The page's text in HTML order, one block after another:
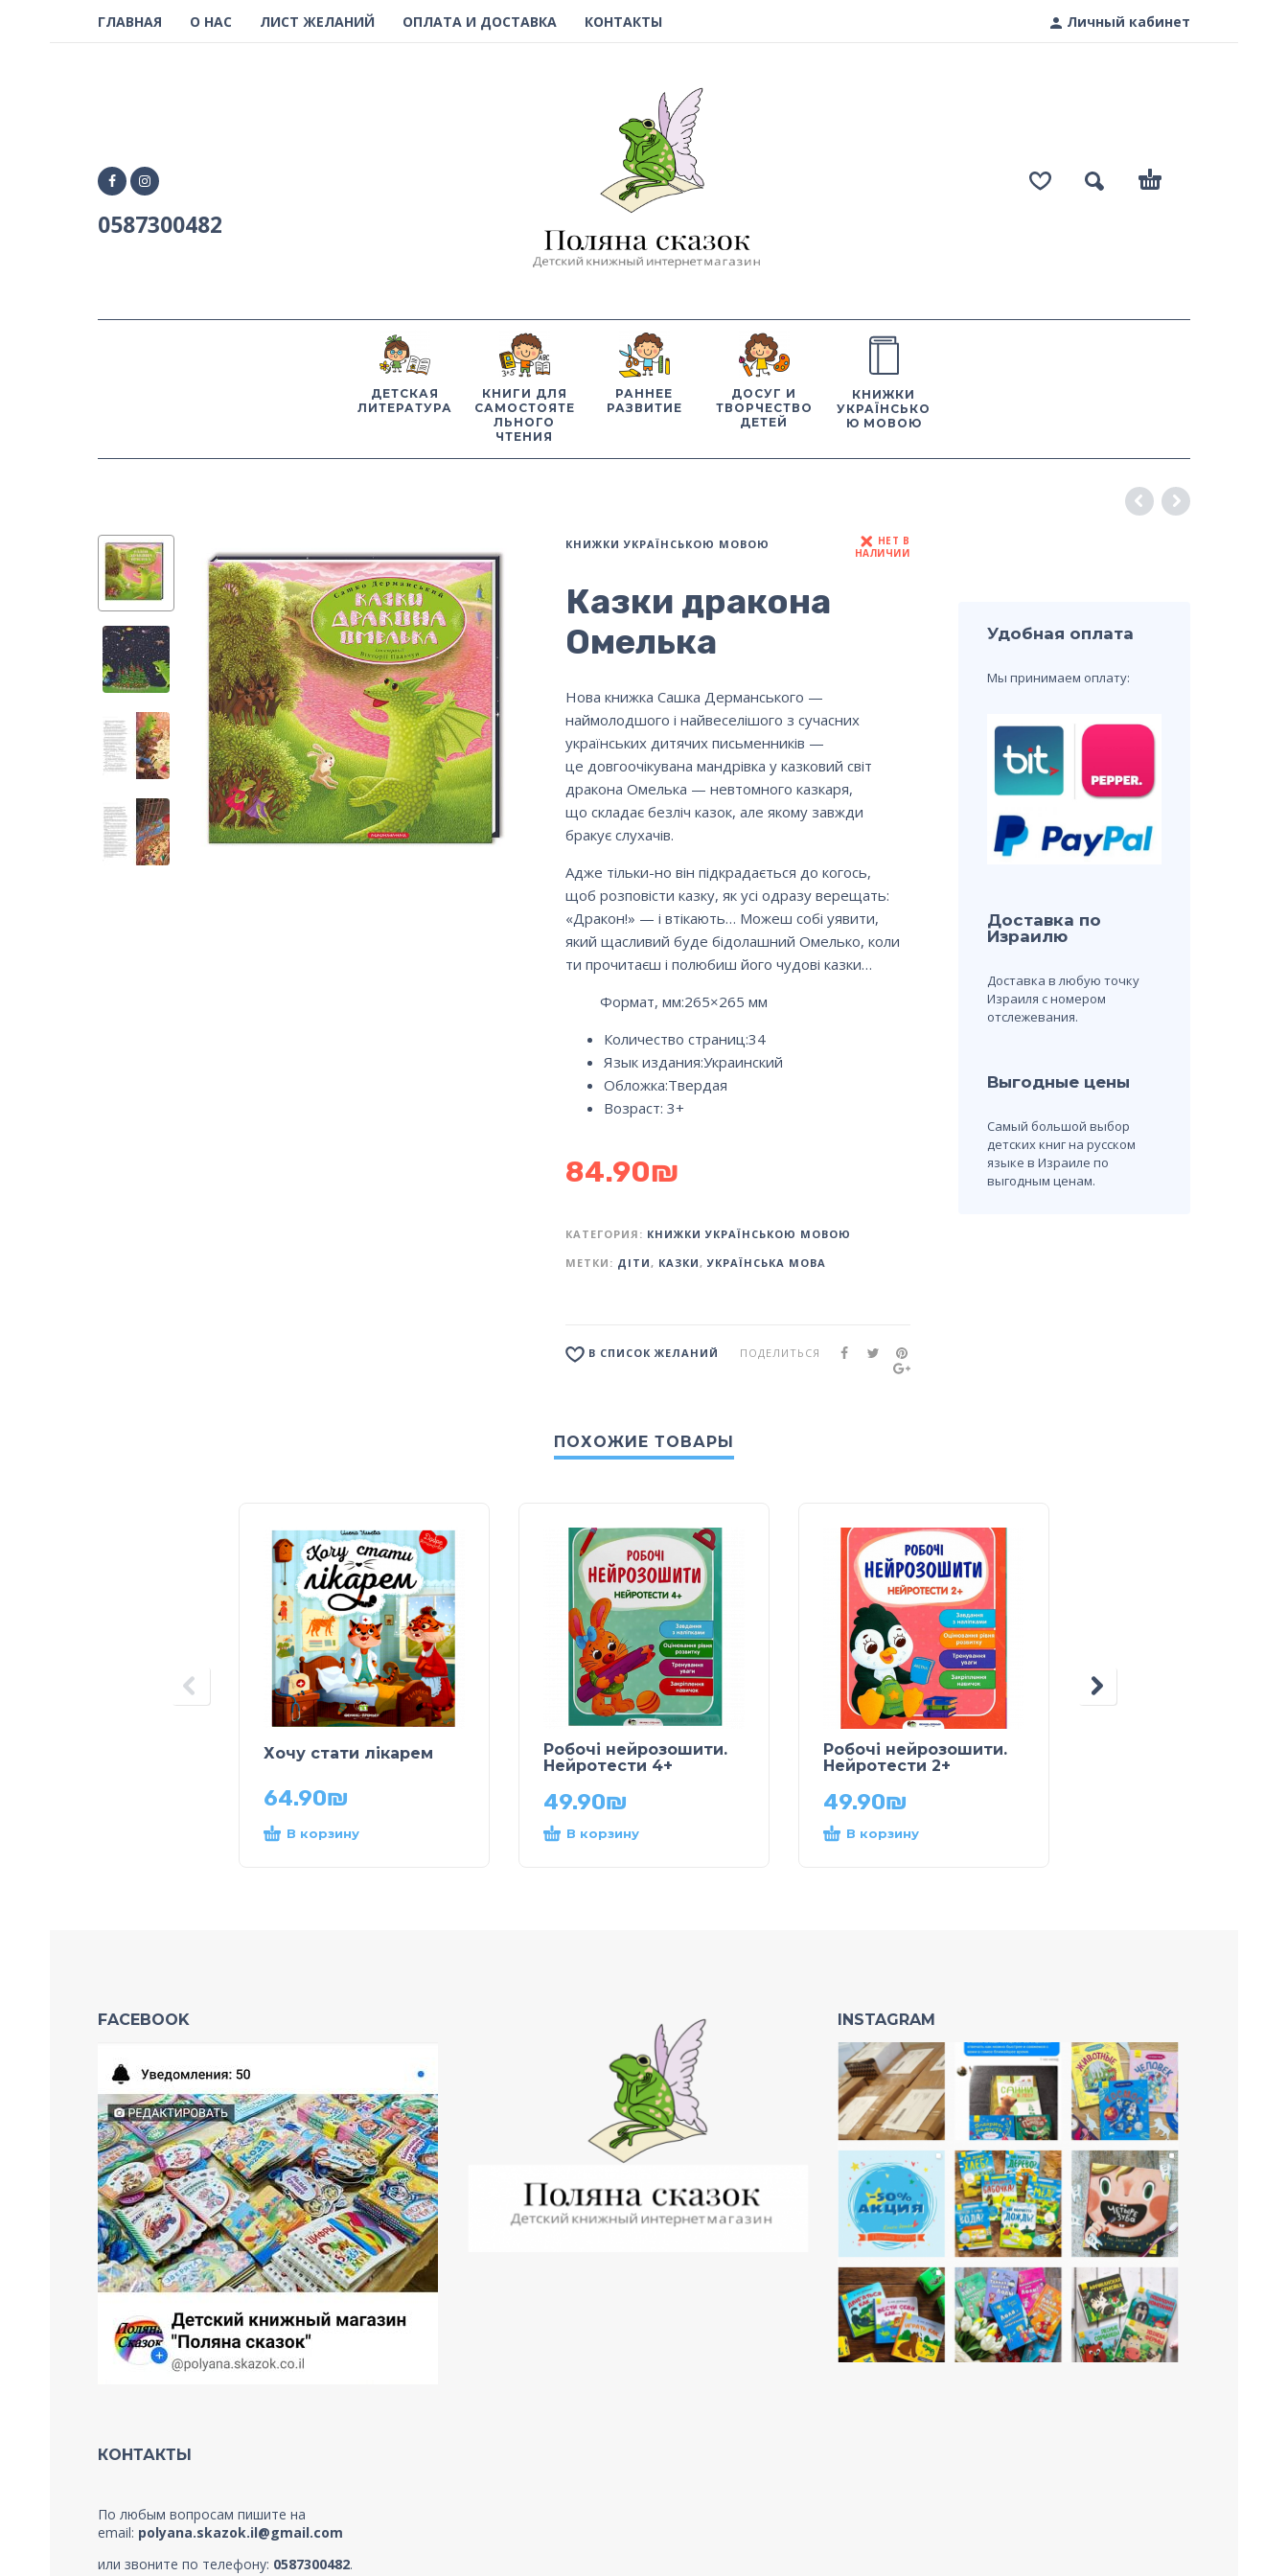
Личный кабинет
ГЛАВНАЯ О НАС ЛИСТ ЖЕЛАНИЙ ОПЛАТА И ДОСТАВКА КОНТАКТЫ
0587300482
ДЕТСКАЯ
ЛИТЕРАТУРА
КНИГИ ДЛЯ
САМОСТОЯТЕ
ЛЬНОГО
ЧТЕНИЯ
РАННЕЕ
РАЗВИТИЕ
ДОСУГ И
ТВОРЧЕСТВО
ДЕТЕЙ
КНИЖКИ
УКРАЇНСЬКО
Ю МОВОЮ
КНИЖКИ УКРАЇНСЬКОЮ МОВОЮ
НЕТ В
НАЛИЧИИ
Казки дракона
Омелька
Нова книжка Сашка Дерманського —
наймолодшого і найвеселішого з сучасних
українських дитячих письменників —
це довгоочікувана мандрівка у казковий світ
дракона Омелька — невтомного казкаря,
що складає безліч казок, але якому завжди
бракує слухачів.
Адже тільки-но він підкрадається до когось,
щоб розповісти казку, як усі одразу верещать:
«Дракон!» — і втікають… Можеш собі уявити,
який щасливий буде бідолашний Омелько, коли
ти прочитаєш і полюбиш його чудові казки…
Формат, мм:265×265 мм
Количество страниц:34
Язык издания:Украинский
Обложка:Твердая
Возраст: 3+
84.90₪
КАТЕГОРИЯ: КНИЖКИ УКРАЇНСЬКОЮ МОВОЮ
МЕТКИ: ДІТИ, КАЗКИ,УКРАЇНСЬКА МОВА
В СПИСОК ЖЕЛАНИЙ ПОДЕЛИТЬСЯ
Удобная оплата
Мы принимаем оплату:
Доставка по
Израилю
Доставка в любую точку
Израиля с номером
отслежевания.
Выгодные цены
Самый большой выбор
детских книг на русском
языке в Израиле по
выгодным ценам.
ПОХОЖИЕ ТОВАРЫ
Хочу стати лікарем
64.90₪
В корзину
Робочі нейрозошити.
Нейротести 4+
49.90₪
В корзину
Робочі нейрозошити.
Нейротести 2+
49.90₪
В корзину
FACEBOOK INSTAGRAM
КОНТАКТЫ
По любым вопросам пишите на
email: polyana.skazok.il@gmail.com
или звоните по телефону: 0587300482.